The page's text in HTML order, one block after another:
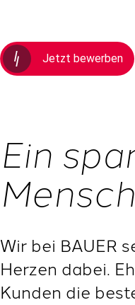
Jetzt bewerben
Ein
Wir bei BAUER
Herzen dabei.
Kunden die